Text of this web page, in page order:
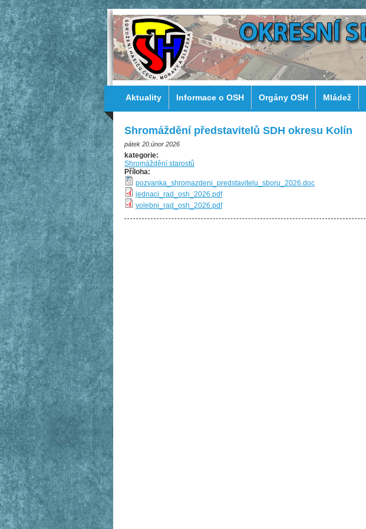
Aktuality Informace o OSH Orgány OSH Mládež
Shromáždění představitelů SDH okresu Kolín
pátek 20.únor 2026
kategorie:
Shromáždění starostů
Příloha:
pozvanka_shromazdeni_predstavitelu_sboru_2026.doc
jednaci_rad_osh_2026.pdf
volebni_rad_osh_2026.pdf